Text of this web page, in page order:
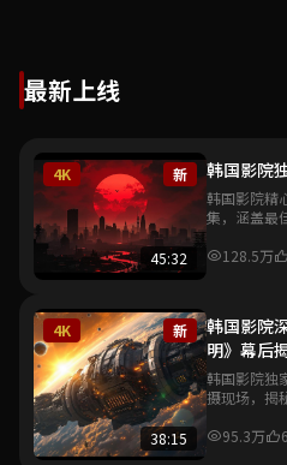
最新上线
4K 新
45:32
韩国影院
韩国影院精
集，涵盖最
最新风向与
128.5万
4K 新
38:15
韩国影院
明》幕后
韩国影院独
摄现场，揭
化的全新里
95.3万